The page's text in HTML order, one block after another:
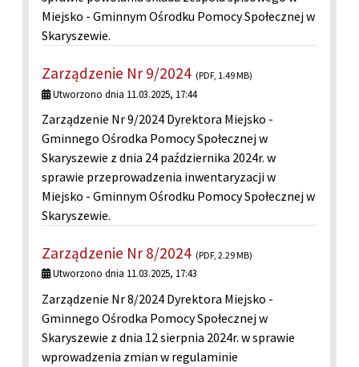
Miejsko - Gminnym Ośrodku Pomocy Społecznej w
Skaryszewie.
Zarządzenie Nr 9/2024 (PDF, 1.49 MB)
Utworzono dnia 11.03.2025, 17:44
Zarządzenie Nr 9/2024 Dyrektora Miejsko -
Gminnego Ośrodka Pomocy Społecznej w
Skaryszewie z dnia 24 października 2024r. w
sprawie przeprowadzenia inwentaryzacji w
Miejsko - Gminnym Ośrodku Pomocy Społecznej w
Skaryszewie.
Zarządzenie Nr 8/2024 (PDF, 2.29 MB)
Utworzono dnia 11.03.2025, 17:43
Zarządzenie Nr 8/2024 Dyrektora Miejsko -
Gminnego Ośrodka Pomocy Społecznej w
Skaryszewie z dnia 12 sierpnia 2024r. w sprawie
wprowadzenia zmian w regulaminie